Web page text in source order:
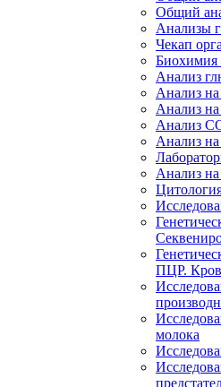
Общий
Анализы
Чекап
Биохимия
Анализ
Анализ
Анализ
Анализ
Анализ
Анализ
ПЦР.
молока